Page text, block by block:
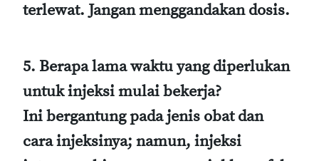
terlewat. Jangan menggandakan dosis.
5. Berapa lama waktu yang diperlukan
untuk injeksi mulai bekerja?
Ini bergantung pada jenis obat dan
cara injeksinya; namun, injeksi